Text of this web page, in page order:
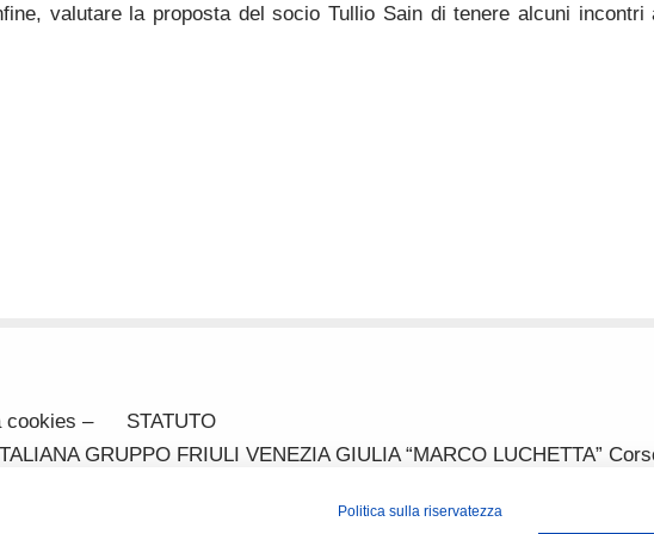
valutare la proposta del socio Tullio Sain di tenere alcuni
cookies –
STATUTO
GRUPPO FRIULI VENEZIA GIULIA “MARCO LUCHETTA”
Mail: ussi_fvg@hotmail.com IBAN
Politica sulla riservatezza